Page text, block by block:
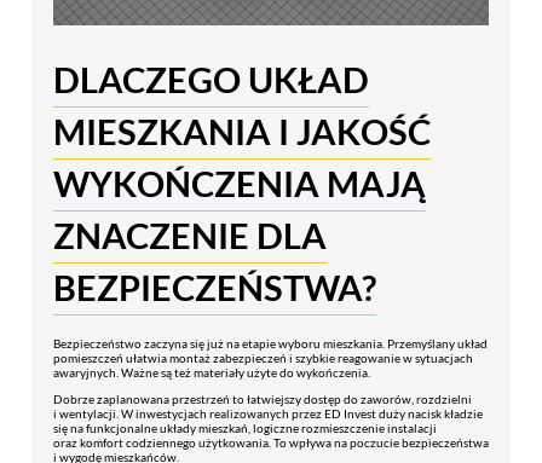
DLACZEGO UKŁAD
MIESZKANIA I JAKOŚĆ
WYKOŃCZENIA MAJĄ
ZNACZENIE DLA
BEZPIECZEŃSTWA?
Bezpieczeństwo zaczyna się już na etapie wyboru mieszkania. Przemyślany układ
pomieszczeń ułatwia montaż zabezpieczeń i szybkie reagowanie w sytuacjach
awaryjnych. Ważne są też materiały użyte do wykończenia.
Dobrze zaplanowana przestrzeń to łatwiejszy dostęp do zaworów, rozdzielni
i wentylacji. W inwestycjach realizowanych przez ED Invest duży nacisk kładzie
się na funkcjonalne układy mieszkań, logiczne rozmieszczenie instalacji
oraz komfort codziennego użytkowania. To wpływa na poczucie bezpieczeństwa
i wygodę mieszkańców.